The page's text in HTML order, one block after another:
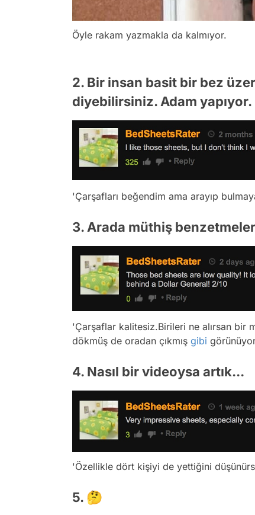
Öyle rakam yazmakla da kalmıyor.
2. Bir insan basit bir bez
diyebilirsiniz. Adam yapıyor.
'Çarşafları beğendim ama arayıp
3. Arada müthiş
'Çarşaflar kalitesiz.Birileri ne alırsan bir
dökmüş de oradan çıkmış gibi
4. Nasıl bir videoysa artık...
'Özellikle dört kişiyi de yettiğini
5. 🤔